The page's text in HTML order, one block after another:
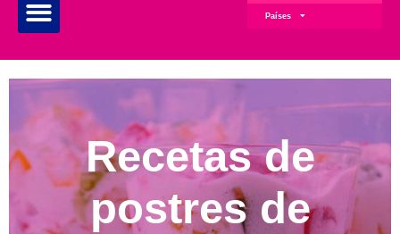
Países
Recetas de
postres de